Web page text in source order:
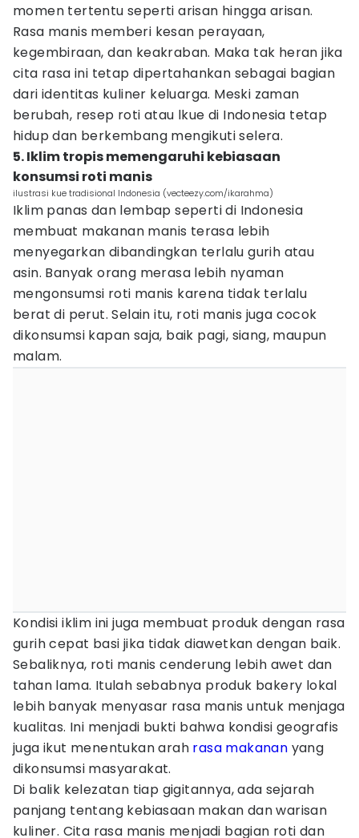
momen tertentu seperti arisan hingga arisan.
Rasa manis memberi kesan perayaan,
kegembiraan, dan keakraban. Maka tak heran jika
cita rasa ini tetap dipertahankan sebagai bagian
dari identitas kuliner keluarga. Meski zaman
berubah, resep roti atau lkue di Indonesia tetap
hidup dan berkembang mengikuti selera.
5. Iklim tropis memengaruhi kebiasaan
konsumsi roti manis
ilustrasi kue tradisional Indonesia (vecteezy.com/ikarahma)
Iklim panas dan lembap seperti di Indonesia
membuat makanan manis terasa lebih
menyegarkan dibandingkan terlalu gurih atau
asin. Banyak orang merasa lebih nyaman
mengonsumsi roti manis karena tidak terlalu
berat di perut. Selain itu, roti manis juga cocok
dikonsumsi kapan saja, baik pagi, siang, maupun
malam.
Kondisi iklim ini juga membuat produk dengan rasa
gurih cepat basi jika tidak diawetkan dengan baik.
Sebaliknya, roti manis cenderung lebih awet dan
tahan lama. Itulah sebabnya produk bakery lokal
lebih banyak menyasar rasa manis untuk menjaga
kualitas. Ini menjadi bukti bahwa kondisi geografis
juga ikut menentukan arah rasa makanan yang
dikonsumsi masyarakat.
Di balik kelezatan tiap gigitannya, ada sejarah
panjang tentang kebiasaan makan dan warisan
kuliner. Cita rasa manis menjadi bagian roti dan